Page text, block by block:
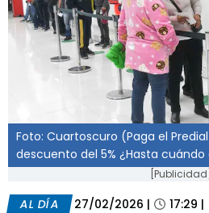
Foto: Cuartoscuro (Paga el
descuento del 5% ¿Hasta
[Publicidad]
AL DÍA 27/02/2026 | 17:29 |